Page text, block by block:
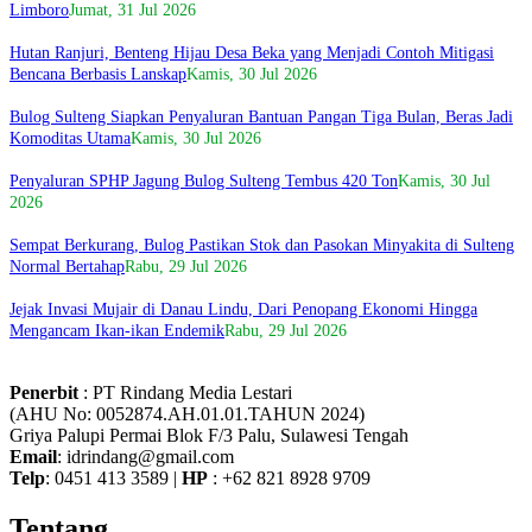
LimboroJumat, 31 Jul 2026
Hutan Ranjuri, Benteng Hijau Desa Beka yang Menjadi Contoh Mitigasi
Bencana Berbasis LanskapKamis, 30 Jul 2026
Bulog Sulteng Siapkan Penyaluran Bantuan Pangan Tiga Bulan, Beras Jadi
Komoditas UtamaKamis, 30 Jul 2026
Penyaluran SPHP Jagung Bulog Sulteng Tembus 420 TonKamis, 30 Jul
2026
Sempat Berkurang, Bulog Pastikan Stok dan Pasokan Minyakita di Sulteng
Normal BertahapRabu, 29 Jul 2026
Jejak Invasi Mujair di Danau Lindu, Dari Penopang Ekonomi Hingga
Mengancam Ikan-ikan EndemikRabu, 29 Jul 2026
Penerbit : PT Rindang Media Lestari
(AHU No: 0052874.AH.01.01.TAHUN 2024)
Griya Palupi Permai Blok F/3 Palu, Sulawesi Tengah
Email: idrindang@gmail.com
Telp: 0451 413 3589 | HP : +62 821 8928 9709